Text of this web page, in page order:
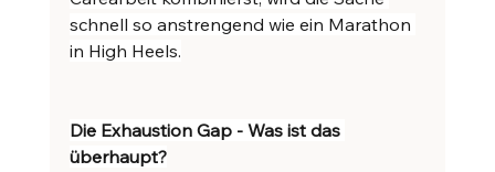
schnell so anstrengend wie ein Marathon
in High Heels.
Die Exhaustion Gap - Was ist das
überhaupt?